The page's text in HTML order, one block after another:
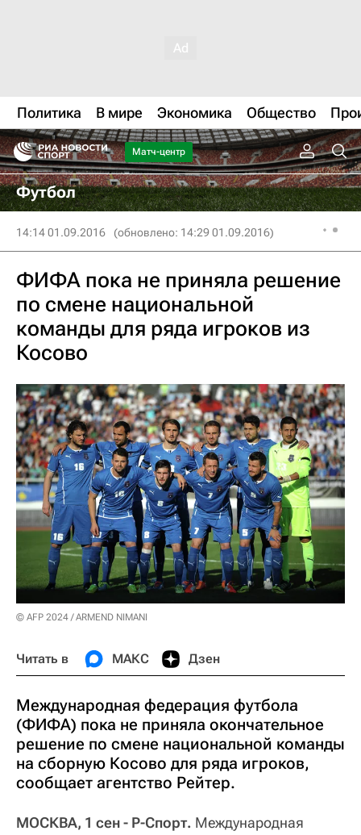
Политика В мире Экономика Общество
Матч-центр
Футбол
14:14 01.09.2016 (обновлено: 14:29 01.09.2016)
ФИФА пока не приняла решение
по смене национальной
команды для ряда игроков из
Косово
© AFP 2024 / ARMEND NIMANI
Читать в МАКС Дзен
Международная федерация футбола
(ФИФА) пока не приняла окончательное
решение по смене национальной команды
на сборную Косово для ряда игроков,
сообщает агентство Рейтер.
МОСКВА, 1 сен - Р-Спорт. Международная